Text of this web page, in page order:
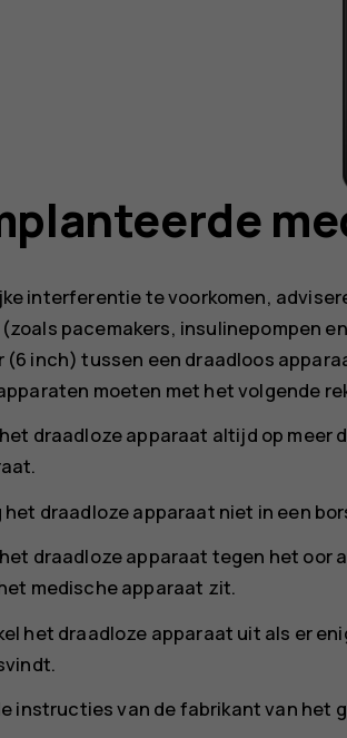
interferentie te voorkomen,
pacemakers, insulinepompen
inch) tussen een draadloos
moeten met het volgende
draadloze apparaat altijd op meer
het draadloze apparaat niet in een
draadloze apparaat tegen het oor
medische apparaat zit.
het draadloze apparaat uit als er
instructies van de fabrikant van het